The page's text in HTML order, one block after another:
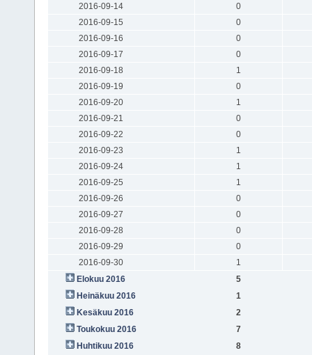
2016-09-14
0
2016-09-15
0
2016-09-16
0
2016-09-17
0
2016-09-18
1
2016-09-19
0
2016-09-20
1
2016-09-21
0
2016-09-22
0
2016-09-23
1
2016-09-24
1
2016-09-25
1
2016-09-26
0
2016-09-27
0
2016-09-28
0
2016-09-29
0
2016-09-30
1
Elokuu 2016
5
Heinäkuu 2016
1
Kesäkuu 2016
2
Toukokuu 2016
7
Huhtikuu 2016
8